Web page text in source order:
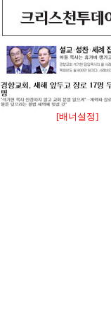
[배너설정]